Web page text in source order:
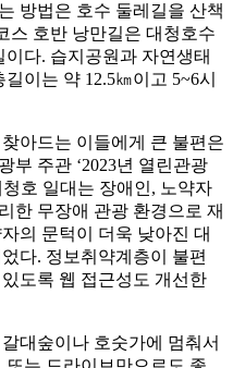
방법은 호수 둘레길을 산책
스 호반 낭만길은 대청호수
다. 습지공원과 자연생태
이는 약 12.5㎞이고 5~6시
아드는 이들에게 큰 불편은
부 주관 ‘2023년 열린관광
호 일대는 장애인, 노약자
한 무장애 관광 환경으로 재
의 문턱이 더욱 낮아진 대
다. 정보취약계층이 불편
도록 웹 접근성도 개선한
대숲이나 호숫가에 멈춰서